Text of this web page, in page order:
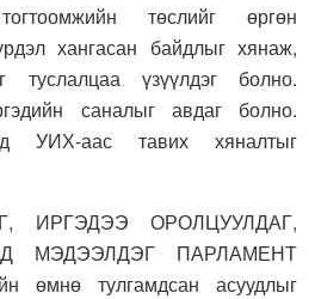
төслийг өргөн
хангасан байдлыг хянаж,
туслалцаа үзүүлдэг болно.
саналыг авдаг болно.
УИХ-аас тавих хяналтыг
ИРГЭДЭЭ ОРОЛЦУУЛДАГ,
МЭДЭЭЛДЭГ ПАРЛАМЕНТ
өмнө тулгамдсан асуудлыг